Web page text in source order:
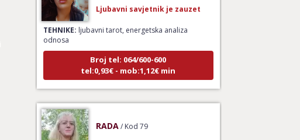
TEHNIKE:ljubavni tarot, energetska analiza
odnosa
Broj tel: 064/600-600
tel:0,93€ - mob:1,12€ min